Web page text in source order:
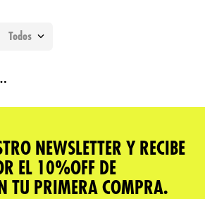
Todos
NEWSLETTER Y RECIBE
EL 10%OFF DE
TU PRIMERA COMPRA.